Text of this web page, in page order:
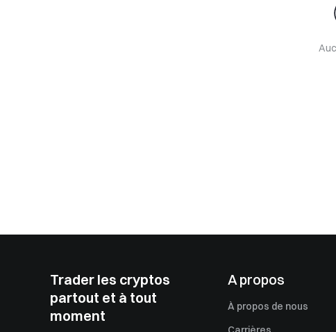
Trader les cryptos
partout et à tout
moment
A propos
À propos de nous